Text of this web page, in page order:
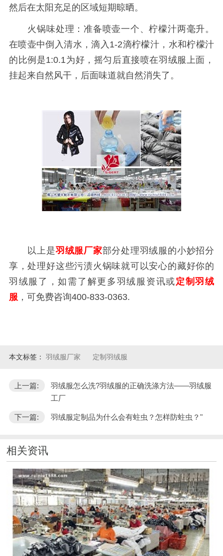
然后在太阳充足的区域短期晾晒。
火锅味处理：准备喷壶一个、柠檬汁两毫升。
在喷壶中倒入清水，滴入1-2滴柠檬汁，水和柠檬汁
的比例是1:0.1为好，摇匀后直接喷在羽绒服上面，
挂起来自然风干，后面味道就自然消失了。
以上是羽绒服厂家部分处理羽绒服的小妙招分
享，处理好这些污渍火锅味就可以安心的藏好你的
羽绒服了，如需了解更多羽绒服资讯或定制羽绒
服，可免费咨询400-833-0363.
本文标签： 羽绒服厂家 定制羽绒服
上一篇:
羽绒服怎么洗?羽绒服的正确洗涤方法——羽绒服
工厂
下一篇: 羽绒服定制品为什么会有蛀虫？怎样防蛀虫？"
相关资讯